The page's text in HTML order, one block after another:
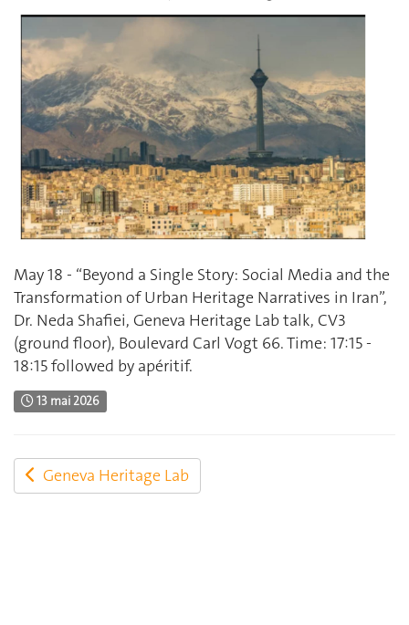
May 18 - “Beyond a Single Story: Social Media and the
Transformation of Urban Heritage Narratives in Iran”,
Dr. Neda Shafiei, Geneva Heritage Lab talk, CV3
(ground floor), Boulevard Carl Vogt 66. Time: 17:15 -
18:15 followed by apéritif.
13 mai 2026
Geneva Heritage Lab